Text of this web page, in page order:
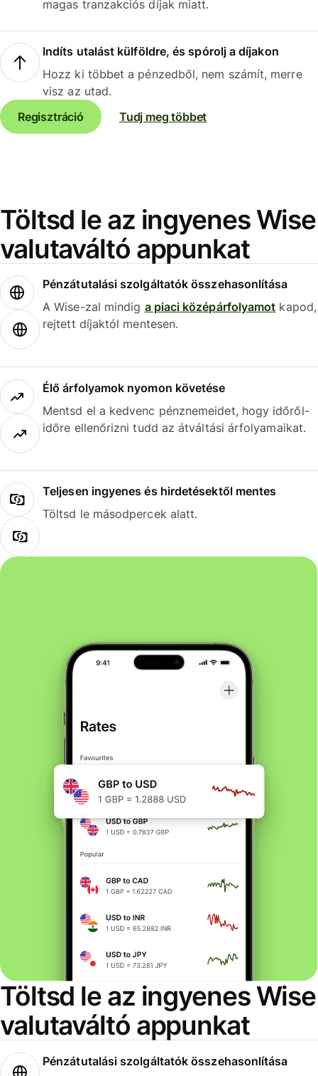
magas tranzakciós díjak miatt.
Indíts utalást külföldre, és spórolj a díjakon
Hozz ki többet a pénzedből, nem számít, merre
visz az utad.
Regisztráció
Tudj meg többet
Töltsd le az ingyenes Wise
valutaváltó appunkat
Pénzátutalási szolgáltatók összehasonlítása
A Wise-zal mindig a piaci középárfolyamot kapod,
rejtett díjaktól mentesen.
Élő árfolyamok nyomon követése
Mentsd el a kedvenc pénznemeidet, hogy időről-
időre ellenőrizni tudd az átváltási árfolyamaikat.
Teljesen ingyenes és hirdetésektől mentes
Töltsd le másodpercek alatt.
Töltsd le az ingyenes Wise
valutaváltó appunkat
Pénzátutalási szolgáltatók összehasonlítása